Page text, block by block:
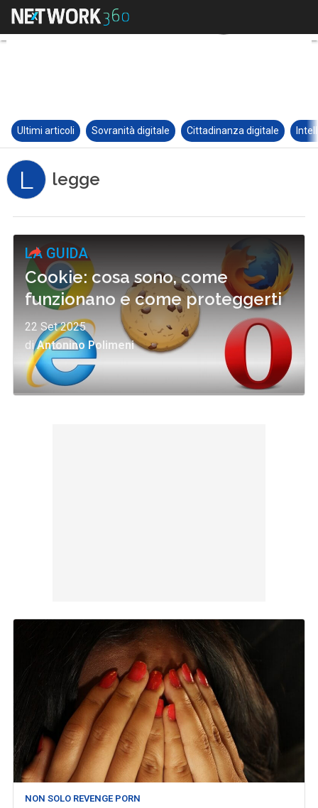
Ultimi articoli Sovranità digitale Cittadinanza digitale
L legge
LA GUIDA
Cookie: cosa sono, come
funzionano e come proteggerti
22 Set 2025
diAntonino Polimeni
NON SOLO REVENGE PORN